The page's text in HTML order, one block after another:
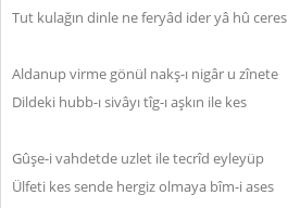
Tut kulağın dinle ne feryâd ider yâ hû ceres
Aldanup virme gönül nakş-ı nigâr u zînete
Dildeki hubb-ı sivâyı tîg-ı aşkın ile kes
Gûşe-i vahdetde uzlet ile tecrîd eyleyüp
Ülfeti kes sende hergiz olmaya bîm-i ases